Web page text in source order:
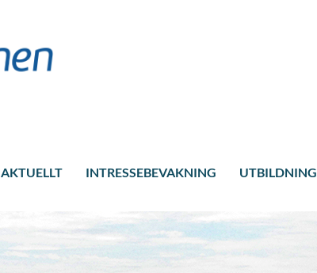
AKTUELLT INTRESSEBEVAKNING UTBILDNING